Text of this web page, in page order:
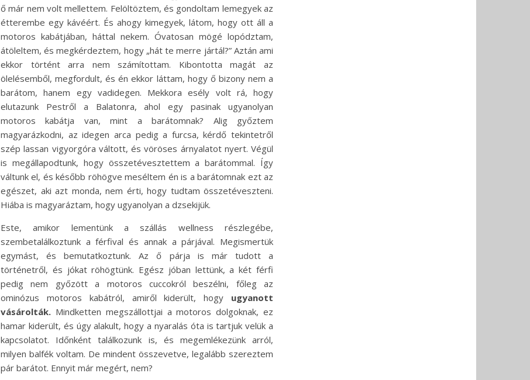
ő már nem volt mellettem. Felöltöztem, és gondoltam lemegyek az
étterembe egy kávéért. És ahogy kimegyek, látom, hogy ott áll a
motoros kabátjában, háttal nekem. Óvatosan mögé lopództam,
átöleltem, és megkérdeztem, hogy „hát te merre jártál?” Aztán ami
ekkor történt arra nem számítottam. Kibontotta magát az
ölelésemből, megfordult, és én ekkor láttam, hogy ő bizony nem a
barátom, hanem egy vadidegen. Mekkora esély volt rá, hogy
elutazunk Pestről a Balatonra, ahol egy pasinak ugyanolyan
motoros kabátja van, mint a barátomnak? Alig győztem
magyarázkodni, az idegen arca pedig a furcsa, kérdő tekintetről
szép lassan vigyorgóra váltott, és vöröses árnyalatot nyert. Végül
is megállapodtunk, hogy összetévesztettem a barátommal. Így
váltunk el, és később röhögve meséltem én is a barátomnak ezt az
egészet, aki azt monda, nem érti, hogy tudtam összetéveszteni.
Hiába is magyaráztam, hogy ugyanolyan a dzsekijük.
Este, amikor lementünk a szállás wellness részlegébe,
szembetalálkoztunk a férfival és annak a párjával. Megismertük
egymást, és bemutatkoztunk. Az ő párja is már tudott a
történetről, és jókat röhögtünk. Egész jóban lettünk, a két férfi
pedig nem győzött a motoros cuccokról beszélni, főleg az
ominózus motoros kabátról, amiről kiderült, hogy ugyanott
vásárolták. Mindketten megszállottjai a motoros dolgoknak, ez
hamar kiderült, és úgy alakult, hogy a nyaralás óta is tartjuk velük a
kapcsolatot. Időnként találkozunk is, és megemlékezünk arról,
milyen balfék voltam. De mindent összevetve, legalább szereztem
pár barátot. Ennyit már megért, nem?